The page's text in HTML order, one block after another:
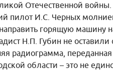
Отечественной
пилот И.С. Черных
горящую машину
Н.П. Губин не оставили
радиограмма,
области – это не